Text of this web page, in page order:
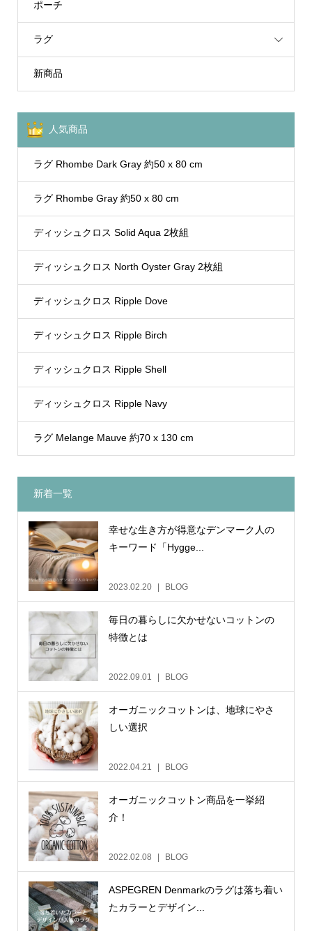
ポーチ
ラグ
新商品
人気商品
ラグ Rhombe Dark Gray 約50 x 80 cm
ラグ Rhombe Gray 約50 x 80 cm
ディッシュクロス Solid Aqua 2枚組
ディッシュクロス North Oyster Gray 2枚組
ディッシュクロス Ripple Dove
ディッシュクロス Ripple Birch
ディッシュクロス Ripple Shell
ディッシュクロス Ripple Navy
ラグ Melange Mauve 約70 x 130 cm
新着一覧
幸せな生き方が得意なデンマーク人の
キーワード「Hygge...
2023.02.20 BLOG
毎日の暮らしに欠かせないコットンの
特徴とは
2022.09.01 BLOG
オーガニックコットンは、地球にやさ
しい選択
2022.04.21 BLOG
オーガニックコットン商品を一挙紹
介！
2022.02.08 BLOG
ASPEGREN Denmarkのラグは落ち着い
たカラーとデザイン...